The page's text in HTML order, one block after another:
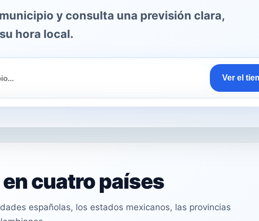
y consulta una previsión clara,
hora local.
Ver el
cuatro países
españolas, los estados mexicanos, las provincias